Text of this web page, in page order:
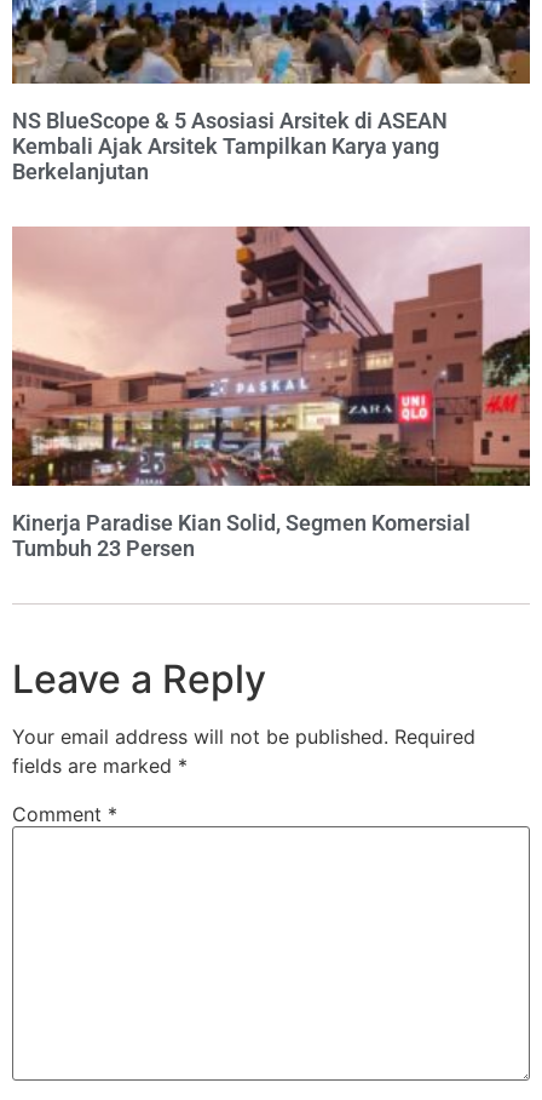
NS BlueScope & 5 Asosiasi Arsitek di ASEAN
Kembali Ajak Arsitek Tampilkan Karya yang
Berkelanjutan
Kinerja Paradise Kian Solid, Segmen Komersial
Tumbuh 23 Persen
Leave a Reply
Your email address will not be published. Required
fields are marked *
Comment *